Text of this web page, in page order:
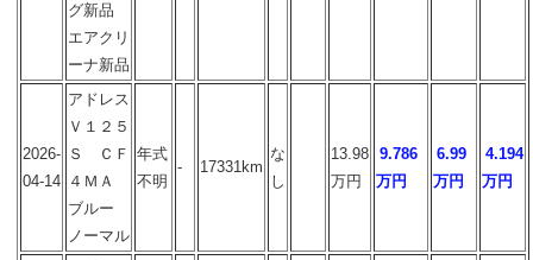
グ新品
エアクリ
ーナ新品
2026-
04-14
アドレス
Ｖ１２５
Ｓ ＣＦ
４ＭＡ
ブルー
ノーマル
年式
不明
- 17331km
な
し
13.98
万円
9.786
万円
6.99
万円
4.194
万円